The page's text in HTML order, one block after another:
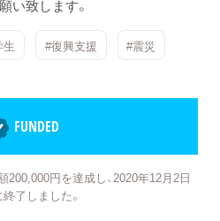
い致します。
生 #復興支援 #震災
FUNDED
200,000円を達成し、2020年12月2日
了しました。